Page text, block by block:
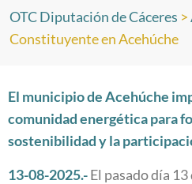
OTC Diputación de Cáceres >
Constituyente en Acehúche
El municipio de Acehúche
comunidad energética para
sostenibilidad y la
13-08-2025.-El pasado día